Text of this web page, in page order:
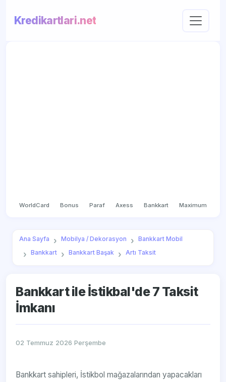
Kredikartlari.net
WorldCard Bonus Paraf Axess Bankkart Maximum
Ana Sayfa Mobilya / Dekorasyon
Bankkart Mobil
Bankkart
Bankkart Başak Artı Taksit
Bankkart ile İstikbal'de 7 Taksit
İmkanı
02 Temmuz 2026 Perşembe
Bankkart sahipleri, İstikbol mağazalarından yapacakları